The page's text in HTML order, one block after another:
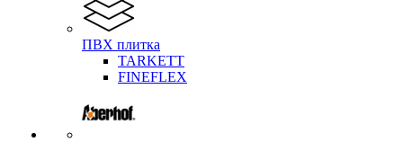
ПВХ плитка
TARKETT
FINEFLEX